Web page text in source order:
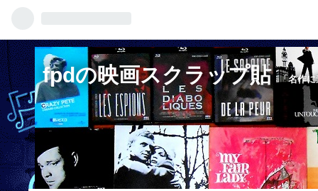
fpdの映画スクラップ貼 「名作